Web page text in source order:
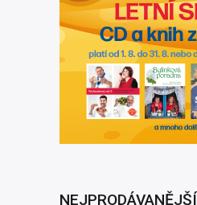
NEJPRODÁVANĚJŠÍ